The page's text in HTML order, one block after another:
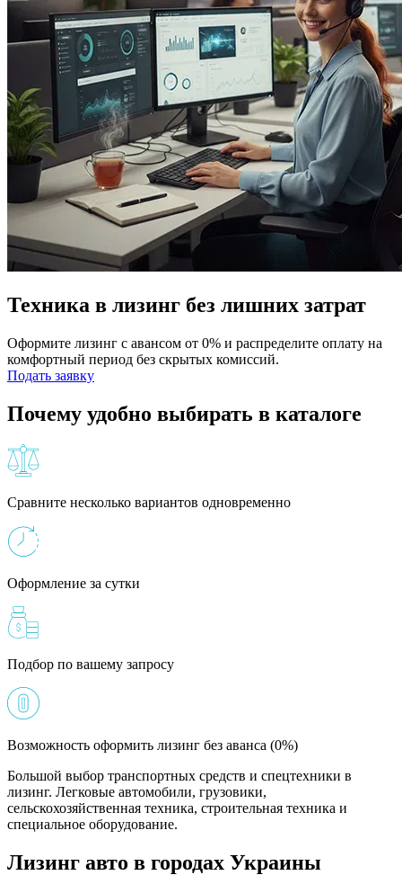
Техника в лизинг без лишних затрат
Оформите лизинг с авансом от 0% и распределите оплату на
комфортный период без скрытых комиссий.
Подать заявку
Почему удобно выбирать в каталоге
Сравните несколько вариантов одновременно
Оформление за сутки
Подбор по вашему запросу
Возможность оформить лизинг без аванса (0%)
Большой выбор транспортных средств и спецтехники в
лизинг. Легковые автомобили, грузовики,
сельскохозяйственная техника, строительная техника и
специальное оборудование.
Лизинг авто в городах Украины